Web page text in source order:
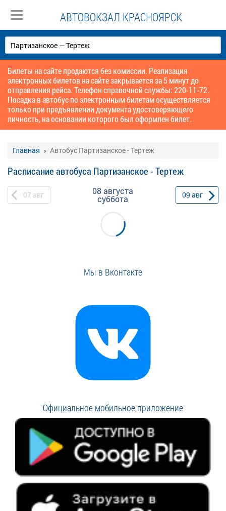
АВТОВОКЗАЛ КРАСНОЯРСК
Билеты на сайте продаются без комиссии. Реализация
электронных билетов на сайте закрывается за 5 минут до
отправления рейса. Телефон справочной службы: 220-11-72.
Посадка в автобус по электронным билетам осуществляется
только при предъявлении документа удостоверяющего
личность, на основании которого был оформлен билет.
Главная Автобус Партизанское - Тертеж
Расписание автобуса Партизанское - Тертеж
07 авг 08 августа
суббота 09 авг
Мы в Вконтакте
Официальное мобильное приложение